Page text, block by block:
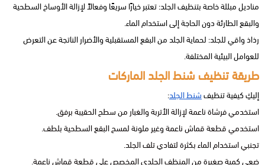
مناديل مبللة خاصة بتنظيف الجلد: تعتبر خيارًا سريعًا وفعالاً لإزالة الأوساخ السطحية
والبقع الطارئة دون الحاجة إلى استخدام الماء.
رذاذ واقي للجلد: لحماية الجلد من البقع المستقبلية والأضرار الناتجة عن التعرض
للعوامل البيئية المختلفة.
طريقة تنظيف شنط الجلد الماركات
إليكِ كيفية تنظيفشنط الجلد:
استخدمي فرشاة ناعمة لإزالة الأتربة والغبار من سطح الحقيبة برفق.
استخدمي قطعة قماش ناعمة وغير ملونة لمسح البقع السطحية بلطف.
تجنبي استخدام الماء بكثرة لتفادي تلف الجلد.
ضعي كمية صغيرة من المنظف الجلدي المخصص على قطعة قماش ناعمة.